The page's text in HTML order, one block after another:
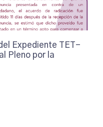
Expediente TET-
Pleno por la